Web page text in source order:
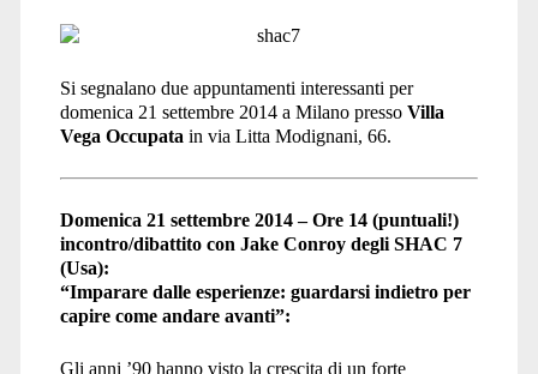
Si segnalano due appuntamenti interessanti per
domenica 21 settembre 2014 a Milano presso Villa
Vega Occupata in via Litta Modignani, 66.
Domenica 21 settembre 2014 – Ore 14 (puntuali!)
incontro/dibattito con Jake Conroy degli SHAC 7
(Usa):
“Imparare dalle esperienze: guardarsi indietro per
capire come andare avanti”:
Gli anni ’90 hanno visto la crescita di un forte